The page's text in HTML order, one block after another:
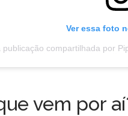
Ver essa foto
publicação compartilhada por
vem por